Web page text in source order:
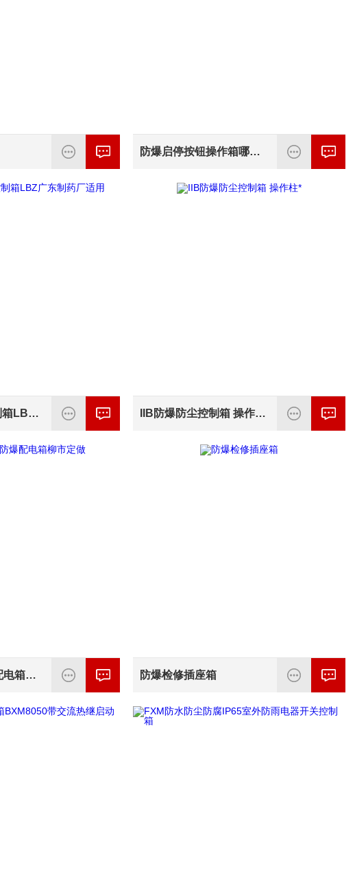
防爆启停按钮操作箱哪个品牌好
水泵现场防爆控制箱LBZ广东制药厂适用 IIB防爆防尘控制箱 操作柱*
BXX-7/K63防爆配电箱柳市定做 防爆检修插座箱